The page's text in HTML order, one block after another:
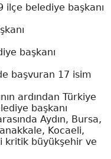
ilçe belediye başkanı
başkanı
başvuran 17 isim
ardından Türkiye
başkanı
Aydın, Bursa,
Kocaeli,
kritik büyükşehir ve